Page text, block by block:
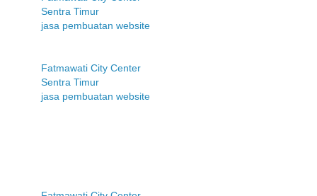
Sentra Timur
jasa pembuatan website
Fatmawati City Center
Sentra Timur
jasa pembuatan website